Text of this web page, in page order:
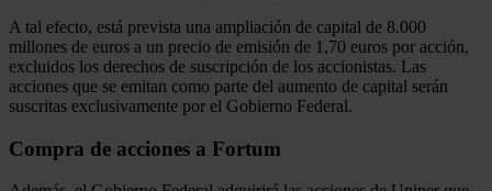
A tal efecto, está prevista una ampliación de capital de 8.000
millones de euros a un precio de emisión de 1,70 euros por acción,
excluidos los derechos de suscripción de los accionistas. Las
acciones que se emitan como parte del aumento de capital serán
suscritas exclusivamente por el Gobierno Federal.
Compra de acciones a Fortum